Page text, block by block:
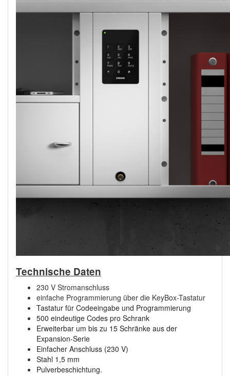
Technische Daten
230 V Stromanschluss
einfache Programmierung über die KeyBox-Tastatur
Tastatur für Codeeingabe und Programmierung
500 eindeutige Codes pro Schrank
Erweiterbar um bis zu 15 Schränke aus der
Expansion-Serie
Einfacher Anschluss (230 V)
Stahl 1,5 mm
Pulverbeschichtung.